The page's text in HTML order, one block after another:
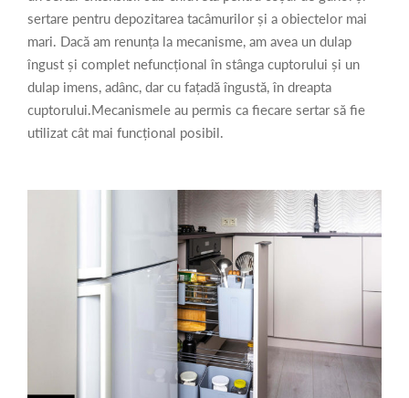
sertare pentru depozitarea tacâmurilor și a obiectelor mai
mari. Dacă am renunța la mecanisme, am avea un dulap
îngust și complet nefuncțional în stânga cuptorului și un
dulap imens, adânc, dar cu fațadă îngustă, în dreapta
cuptorului.Mecanismele au permis ca fiecare sertar să fie
utilizat cât mai funcțional posibil.